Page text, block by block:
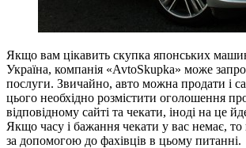
Якщо вам цікавить скупка японських
Україна, компанія «AvtoSkupka» може
послуги. Звичайно, авто можна продати і
цього необхідно розмістити оголошення
відповідному сайті та чекати, іноді на це
Якщо часу і бажання чекати у вас немає,
за допомогою до фахівців в цьому питанні.